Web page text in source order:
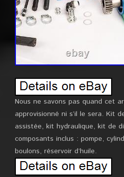
Nous ne savons pas quand cet
approvisionné ni s’il le sera. Kit
assistée, kit hydraulique, kit de
composants inclus : pompe,
boulons, réservoir d’huile.